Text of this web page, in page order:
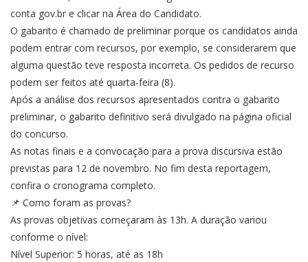
conta gov.br e clicar na Área do Candidato.
O gabarito é chamado de preliminar porque os candidatos ainda
podem entrar com recursos, por exemplo, se considerarem que
alguma questão teve resposta incorreta. Os pedidos de recurso
podem ser feitos até quarta-feira (8).
Após a análise dos recursos apresentados contra o gabarito
preliminar, o gabarito definitivo será divulgado na página oficial
do concurso.
As notas finais e a convocação para a prova discursiva estão
previstas para 12 de novembro. No fim desta reportagem,
confira o cronograma completo.
📌 Como foram as provas?
As provas objetivas começaram às 13h. A duração variou
conforme o nível:
Nível Superior: 5 horas, até as 18h